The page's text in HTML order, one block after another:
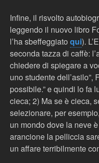
Infine, il risvolto
leggendo il nuovo libro
l’ha sbeffeggiato qui).
seconda tazza di caffè:
chiedere di spiegare a
uno studente dell’asilo”,
possibile.” e quindi lo fa
cieca; 2) Ma se è cieca,
selezionare, per
un mondo dove la neve
arancione la pelliccia
un affare terribilmente